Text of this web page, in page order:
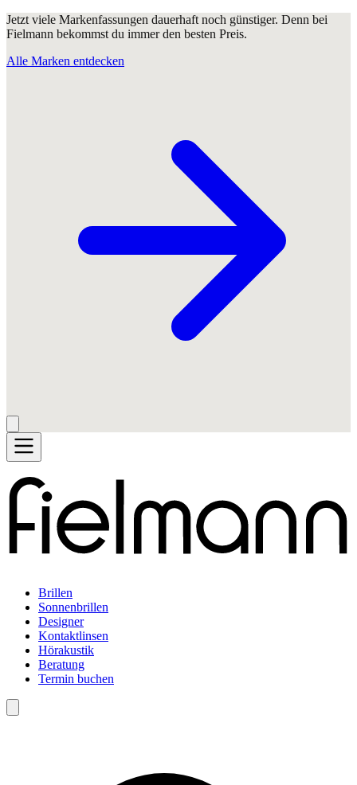
Jetzt viele Markenfassungen dauerhaft noch günstiger. Denn bei
Fielmann bekommst du immer den besten Preis.
Alle Marken entdecken
Brillen
Sonnenbrillen
Designer
Kontaktlinsen
Hörakustik
Beratung
Termin buchen